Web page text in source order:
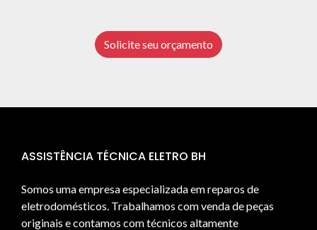
Solicite seu orçamento
ASSISTÊNCIA TÉCNICA ELETRO BH
Somos uma empresa especializada em reparos de
eletrodomésticos. Trabalhamos com venda de peças
originais e contamos com técnicos altamente